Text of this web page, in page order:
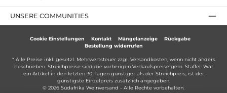
UNSERE COMMUNITIES
Cookie Einstellungen Kontakt Mängelanzeige
Rückgabe
Bestellung widerrufen
* Alle Preise inkl. gesetzl. Mehrwertsteuer zzgl. Versandkosten, wenn nicht anders
beschrieben. Streichpreise sind die vorherigen Verkaufspreise gem. Staffel. War
ein Artikel in den letzten 30 Tagen günstiger als der Streichpreis, ist der
günstigste Einzelpreis zusätzlich angegeben.
© 2026 Südafrika Weinversand - Alle Rechte vorbehalten.